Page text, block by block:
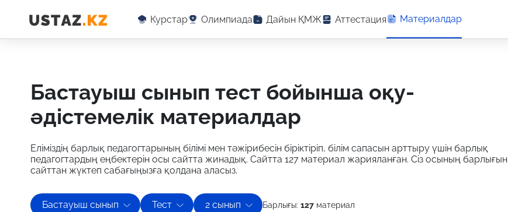
Курстар Олимпиада Дайын ҚМЖ Аттестация Материалдар
бастауыш сынып тест бойынша оқу-
әдістемелік материалдар
Еліміздің барлық педагогтарының білімі мен тәжірибесін біріктіріп, білім сапасын арттыру үшін барлық
педагогтардың еңбектерін осы сайтта жинадық. Сайтта 127 материал жарияланған. Сіз осының барлығын
сайттан жүктеп сабағыңызға қолдана аласыз.
Бастауыш сынып Тест 2 сынып Барлығы: 127 материал